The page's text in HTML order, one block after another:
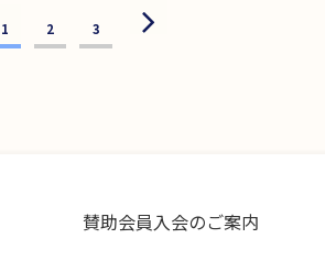
1 2 3
次
賛助会員入会のご案内